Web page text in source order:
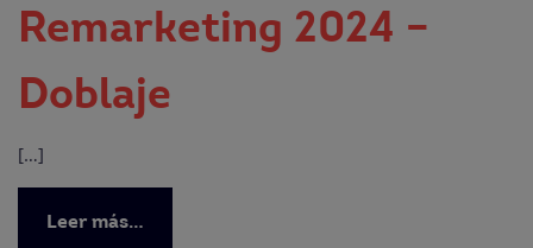
Remarketing 2024 –
Doblaje
[…]
Leer más…